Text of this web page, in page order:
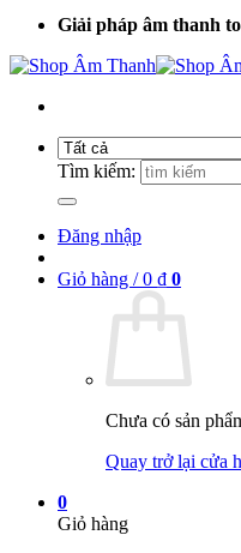
Giải pháp âm thanh
Tìm kiếm:
Đăng nhập
Giỏ hàng /0 ₫ 0
Chưa có sản
Quay trở lại cửa
0
Giỏ hàng